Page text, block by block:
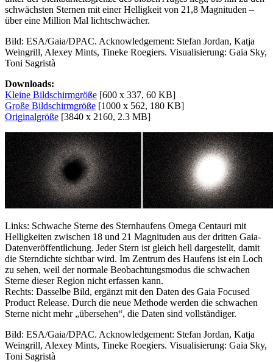
schwächsten Sternen mit einer Helligkeit von 21,8 Magnituden –
über eine Million Mal lichtschwächer.
Bild: ESA/Gaia/DPAC. Acknowledgement: Stefan Jordan, Katja
Weingrill, Alexey Mints, Tineke Roegiers. Visualisierung: Gaia Sky,
Toni Sagristà
Downloads:
Kleine Bildschirmgröße [600 x 337, 60 KB]
Große Bildschirmgröße [1000 x 562, 180 KB]
Originalgröße [3840 x 2160, 2.3 MB]
Links: Schwache Sterne des Sternhaufens Omega Centauri mit
Helligkeiten zwischen 18 und 21 Magnituden aus der dritten Gaia-
Datenveröffentlichung. Jeder Stern ist gleich hell dargestellt, damit
die Sterndichte sichtbar wird. Im Zentrum des Haufens ist ein Loch
zu sehen, weil der normale Beobachtungsmodus die schwachen
Sterne dieser Region nicht erfassen kann.
Rechts: Dasselbe Bild, ergänzt mit den Daten des Gaia Focused
Product Release. Durch die neue Methode werden die schwachen
Sterne nicht mehr „übersehen“, die Daten sind vollständiger.
Bild: ESA/Gaia/DPAC. Acknowledgement: Stefan Jordan, Katja
Weingrill, Alexey Mints, Tineke Roegiers. Visualisierung: Gaia Sky,
Toni Sagristà